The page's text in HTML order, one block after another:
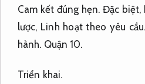
Cam kết đúng hẹn. Đặc biệt,
lược, Linh hoạt theo yêu cầu.
hành. Quận 10.
Triển khai.